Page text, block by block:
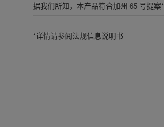
据我们所知，本产品符合加州 65 号提案*
*详情请参阅法规信息说明书